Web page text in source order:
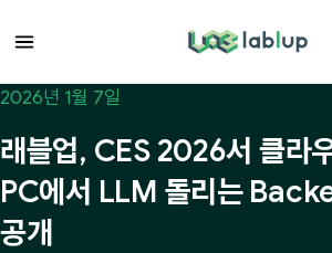
lablup.com
2026년 1월 7일
래블업, CES 2026서 클라
PC에서 LLM 돌리는
공개